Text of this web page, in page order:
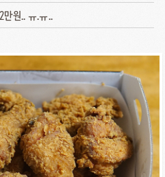
만원.. ㅠ.ㅠ..